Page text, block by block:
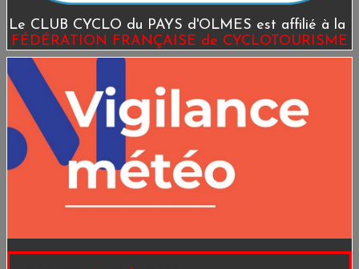
Le CLUB CYCLO du PAYS d'OLMES est affilié à la
FÉDÉRATION FRANÇAISE de CYCLOTOURISME